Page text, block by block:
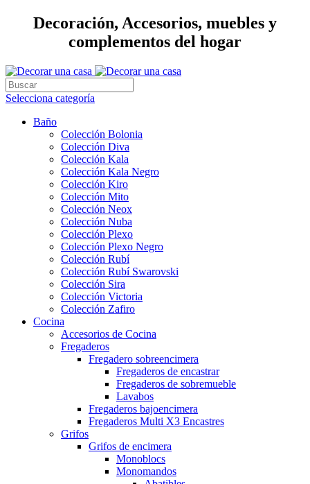
Decoración, Accesorios, muebles y
complementos del hogar
Selecciona categoría
Baño
Colección Bolonia
Colección Diva
Colección Kala
Colección Kala Negro
Colección Kiro
Colección Mito
Colección Neox
Colección Nuba
Colección Plexo
Colección Plexo Negro
Colección Rubí
Colección Rubí Swarovski
Colección Sira
Colección Victoria
Colección Zafiro
Cocina
Accesorios de Cocina
Fregaderos
Fregadero sobreencimera
Fregaderos de encastrar
Fregaderos de sobremueble
Lavabos
Fregaderos bajoencimera
Fregaderos Multi X3 Encastres
Grifos
Grifos de encimera
Monoblocs
Monomandos